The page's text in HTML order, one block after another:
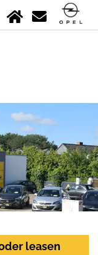
leasen